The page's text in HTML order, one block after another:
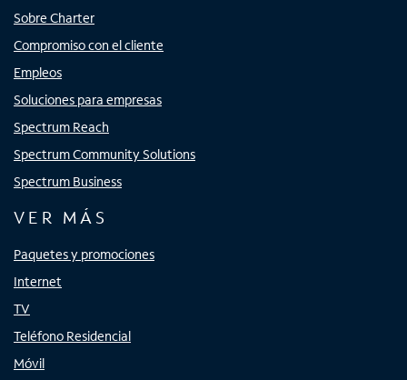
Sobre Charter
Compromiso con el cliente
Empleos
Soluciones para empresas
Spectrum Reach
Spectrum Community Solutions
Spectrum Business
VER MÁS
Paquetes y promociones
Internet
TV
Teléfono Residencial
Móvil